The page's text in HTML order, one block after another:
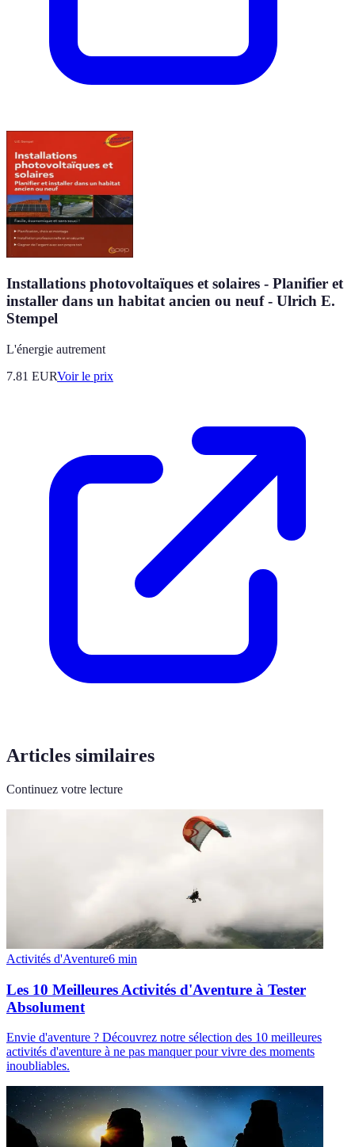
Installations photovoltaïques et solaires - Planifier et
installer dans un habitat ancien ou neuf - Ulrich E.
Stempel
L'énergie autrement
7.81 EURVoir le prix
Articles similaires
Continuez votre lecture
Activités d'Aventure6 min
Les 10 Meilleures Activités d'Aventure à Tester
Absolument
Envie d'aventure ? Découvrez notre sélection des 10 meilleures
activités d'aventure à ne pas manquer pour vivre des moments
inoubliables.